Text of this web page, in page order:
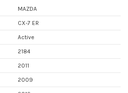
MAZDA
CX-7 ER
Active
2184
2011
2009